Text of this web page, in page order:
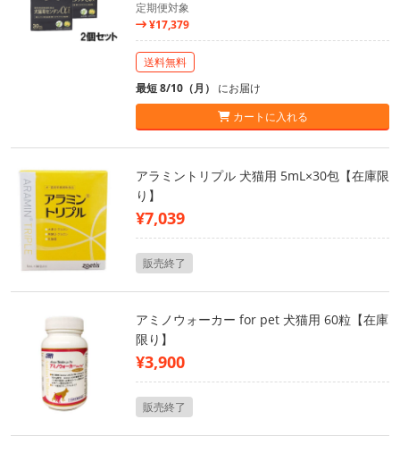
定期便対象
¥17,379
送料無料
最短 8/10（月） にお届け
カートに入れる
アラミントリプル 犬猫用 5mL×30包【在庫限
り】
¥7,039
販売終了
アミノウォーカー for pet 犬猫用 60粒【在庫
限り】
¥3,900
販売終了